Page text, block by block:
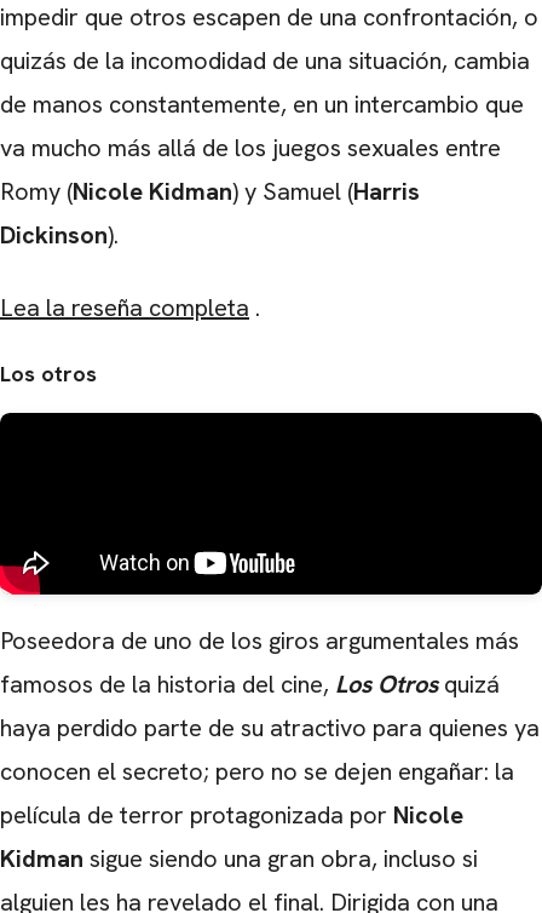
impedir que otros escapen de una confrontación, o
quizás de la incomodidad de una situación, cambia
de manos constantemente, en un intercambio que
va mucho más allá de los juegos sexuales entre
Romy (Nicole Kidman) y Samuel (Harris
Dickinson).
Lea la reseña completa .
Los otros
Poseedora de uno de los giros argumentales más
famosos de la historia del cine, Los Otrosquizá
haya perdido parte de su atractivo para quienes ya
conocen el secreto; pero no se dejen engañar: la
película de terror protagonizada por Nicole
Kidman sigue siendo una gran obra, incluso si
alguien les ha revelado el final. Dirigida con una